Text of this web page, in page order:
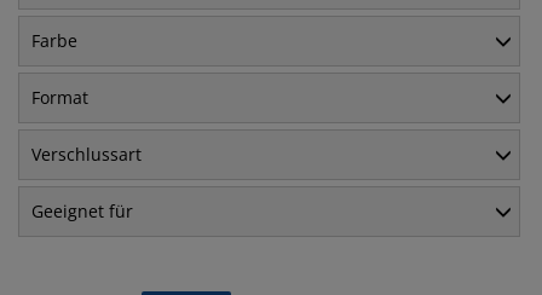
Farbe
Format
Verschlussart
Geeignet für